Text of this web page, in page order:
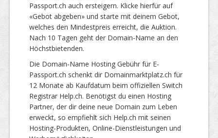
Passport.ch auch ersteigern. Klicke hierfür auf
«Gebot abgeben» und starte mit deinem Gebot,
welches den Mindestpreis erreicht, die Auktion.
Nach 10 Tagen geht der Domain-Name an den
Höchstbietenden.
Die Domain-Name Hosting Gebühr für E-
Passport.ch schenkt dir Domainmarktplatz.ch für
12 Monate ab Kaufdatum beim offiziellen Switch
Registrar Help.ch. Benötigst du einen Hosting
Partner, der dir deine neue Domain zum Leben
erweckt, so empfiehlt sich Help.ch mit seinen
Hosting-Produkten, Online-Dienstleistungen und